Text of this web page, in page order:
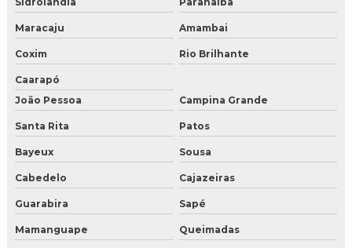
Maracaju Amambai
Coxim Rio Brilhante
Caarapó
João Pessoa
Campina Grande
Santa Rita Patos
Bayeux Sousa
Cabedelo Cajazeiras
Guarabira Sapé
Mamanguape Queimadas